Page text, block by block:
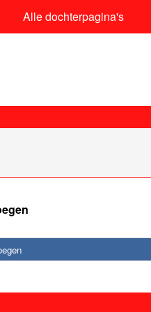
Alle dochterpagina's